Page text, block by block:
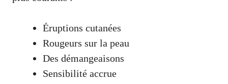
Éruptions cutanées
Rougeurs sur la peau
Des démangeaisons
Sensibilité accrue